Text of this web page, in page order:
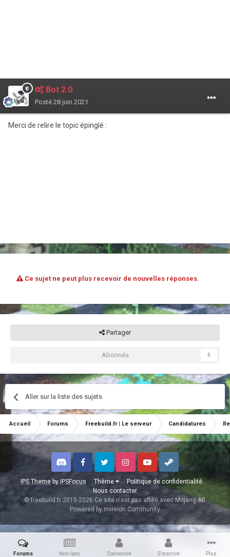
Bot 2.0
Posté 28 juin 2021
Merci de relire le topic épinglé :
Ce sujet ne peut plus recevoir de nouvelles réponses.
Partager
Abonnés 0
Aller sur la liste des sujets
Accueil Forums Freebuild.fr | Le serveur Candidatures
IPS Themeby IPSFocus Thème
Politique de confidentialité
Nous contacter
Discord FacebookTwitter InstagramYoutubeSteam
© freebuild.fr 2015-2026 Ce site n'est pas affilié avec Mojang AB
Powered by Invision Community
Forums Non lues Connexion S’inscrire Plus